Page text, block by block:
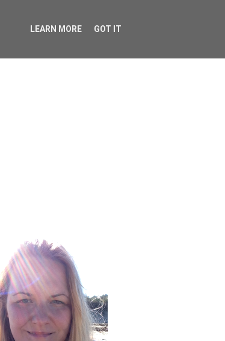
LEARN MORE GOT IT